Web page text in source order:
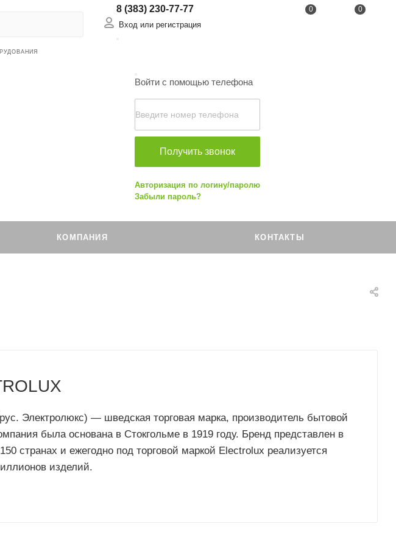
0 0
8 (383) 230-77-77
Вход или регистрация
Войти с помощью телефона
Получить звонок
Авторизация по логину/паролю
Забыли пароль?
КОМПАНИЯ КОНТАКТЫ
Электролюкс) — шведская торговая марка, производитель бытовой
была основана в Стокгольме в 1919 году. Бренд представлен в
странах и ежегодно под торговой маркой Electrolux реализуется
изделий.